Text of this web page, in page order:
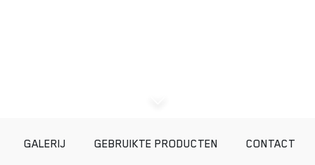
GALERIJ GEBRUIKTE PRODUCTEN CONTACT